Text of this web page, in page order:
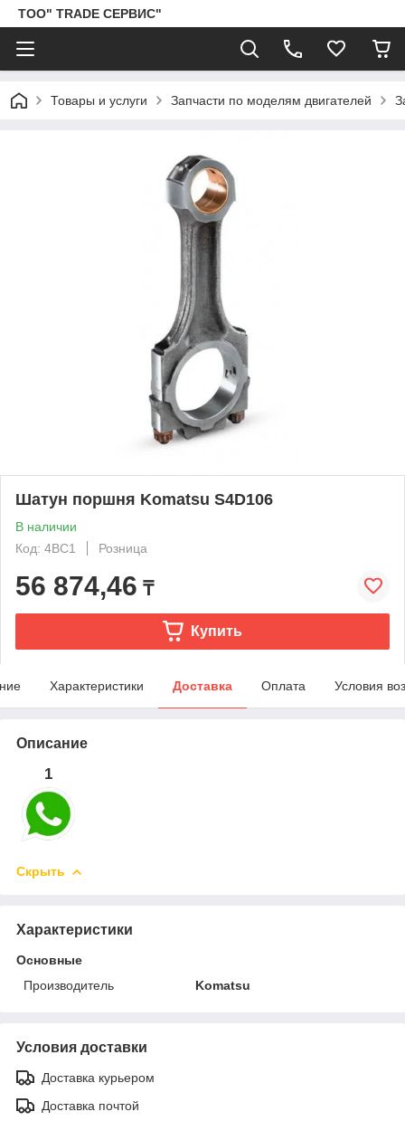
ТОО" TRADE СЕРВИС"
Товары и услуги Запчасти по моделям двигателей
Шатун поршня Komatsu S4D106
В наличии
Код: 4BC1
Розница
56 874,46 ₸
Купить
Характеристики Доставка Оплата Условия
Описание
1
Скрыть
Характеристики
Основные
Производитель
Komatsu
Условия доставки
Доставка курьером
Доставка почтой